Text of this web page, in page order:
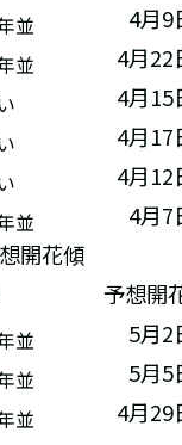
並
4月9
並
4月22
4月15
4月17
4月12
並 4月7
開花傾
予想開
並
5月2
並
5月5
並 4月29